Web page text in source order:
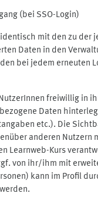
(bei SSO-Login)
mit den zu der
Daten in den
bei jedem erneuten
freiwillig in
Daten
etc.). Die
anderen Nutzern
Learnweb-Kurs
von ihr/ihm mit
kann im Profil